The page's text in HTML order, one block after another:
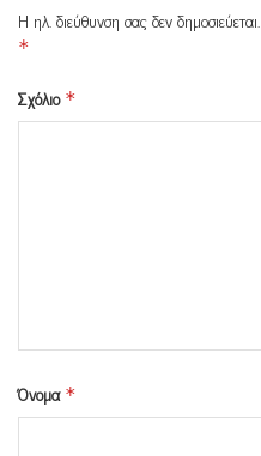
Η ηλ. διεύθυνση σας δεν δημοσιεύεται.
*
Σχόλιο *
Όνομα *